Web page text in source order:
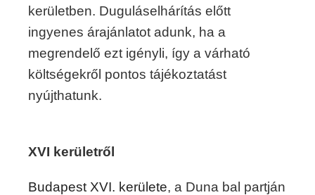
kerületben. Duguláselhárítás előtt
ingyenes árajánlatot adunk, ha a
megrendelő ezt igényli, így a várható
költségekről pontos tájékoztatást
nyújthatunk.
XVI kerületről
Budapest XVI. kerülete, a Duna bal partján